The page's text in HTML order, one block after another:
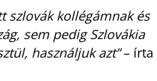
szlovák kollégámnak és
sem pedig Szlovákia
használjuk azt”– írta